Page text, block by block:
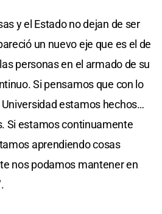
y el Estado no dejan de ser
un nuevo eje que es el de
personas en el armado de su
Si pensamos que con lo
estamos hechos…
Si estamos continuamente
aprendiendo cosas
nos podamos mantener en